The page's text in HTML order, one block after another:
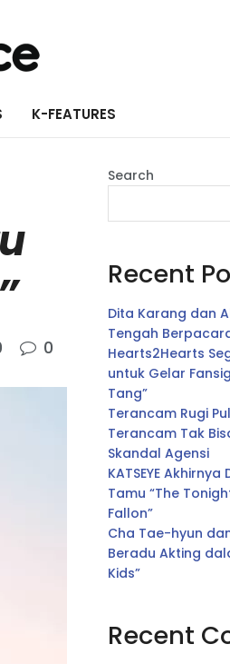
K-FEATURES
0
Search
Recent
Dita Karang dan
Tengah
Hearts2Hearts
untuk Gelar
Tang”
Terancam Rugi
Terancam Tak
Skandal Agensi
KATSEYE
Tamu “The
Fallon”
Cha Tae-hyun
Beradu Akting
Kids”
Recent